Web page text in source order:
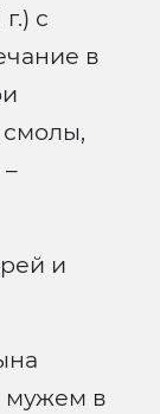
с
в
смолы,
и
мужем в